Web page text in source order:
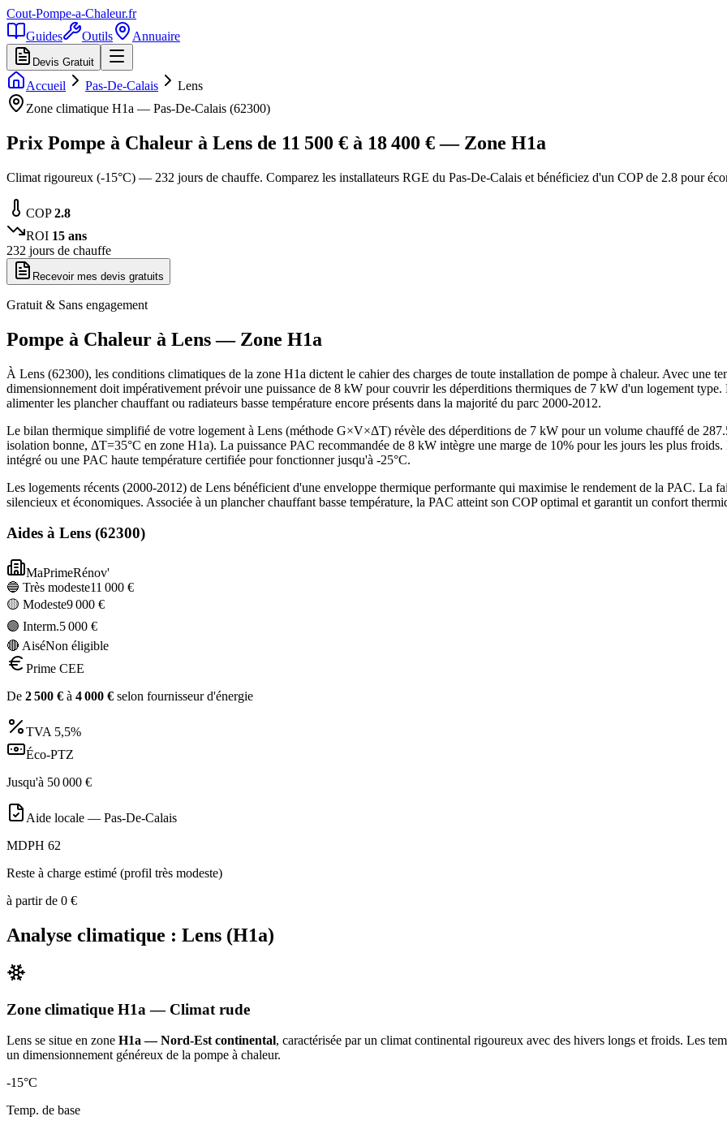
Cout-Pompe-a-Chaleur.fr
Guides
Outils Annuaire
Devis Gratuit
Accueil Pas-De-Calais
Lens
Zone climatique H1a — Pas-De-Calais (62300)
Prix Pompe à Chaleur à Lens de 11 500 € à 18 400 € — Zone H1a
Climat rigoureux (-15°C) — 232 jours de chauffe. Comparez les installateurs RGE du Pas-De-Calais et bénéficiez d'un COP de 2.8 pour
COP2.8
ROI 15 ans
232 jours de chauffe
Recevoir mes devis gratuits
Gratuit & Sans engagement
Pompe à Chaleur à Lens— Zone H1a
À Lens (62300), les conditions climatiques de la zone H1a dictent le cahier des charges de toute installation de pompe à chaleur. Avec une
dimensionnement doit impérativement prévoir une puissance de 8 kW pour couvrir les déperditions thermiques de 7 kW d'un logement
alimenter les plancher chauffant ou radiateurs basse température encore présents dans la majorité du parc 2000-2012.
Le bilan thermique simplifié de votre logement à Lens (méthode G×V×ΔT) révèle des déperditions de 7 kW pour un volume chauffé de
isolation bonne, ΔT=35°C en zone H1a). La puissance PAC recommandée de 8 kW intègre une marge de 10% pour les jours les plus froids.
intégré ou une PAC haute température certifiée pour fonctionner jusqu'à -25°C.
Les logements récents (2000-2012) de Lens bénéficient d'une enveloppe thermique performante qui maximise le rendement de la PAC. La
silencieux et économiques. Associée à un plancher chauffant basse température, la PAC atteint son COP optimal et garantit un confort
Aides à Lens (62300)
MaPrimeRénov'
🔵 Très modeste11 000 €
🟡 Modeste9 000 €
🟣 Interm.5 000 €
🔴 AiséNon éligible
Prime CEE
De 2 500 € à 4 000 € selon fournisseur d'énergie
TVA 5,5%
Éco-PTZ
Jusqu'à 50 000 €
Aide locale — Pas-De-Calais
MDPH 62
Reste à charge estimé (profil très modeste)
à partir de 0 €
Analyse climatique : Lens (H1a)
Zone climatique H1a — Climat rude
Lens se situe en zone H1a — Nord-Est continental, caractérisée par un climat continental rigoureux avec des hivers longs et froids. Les
un dimensionnement généreux de la pompe à chaleur.
-15°C
Temp. de base